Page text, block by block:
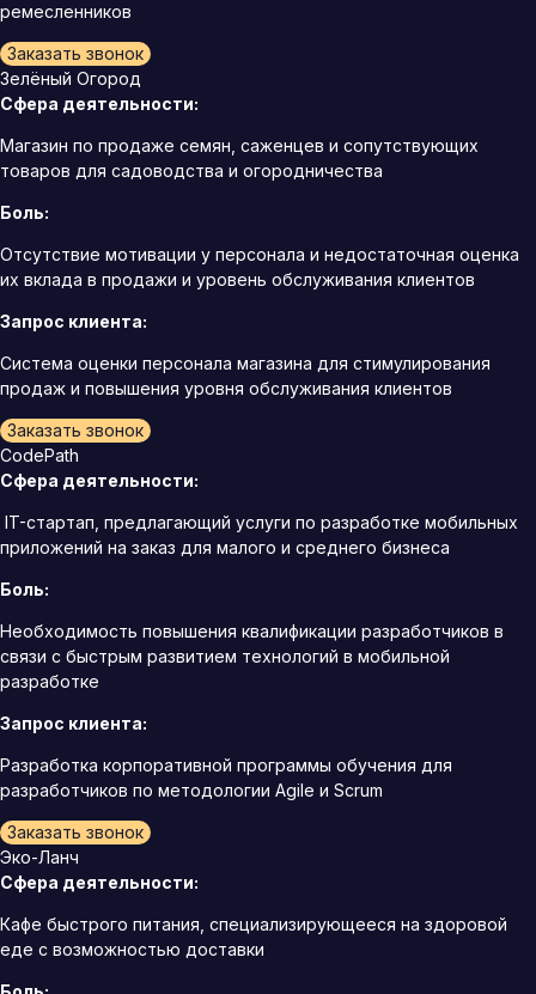
ремесленников
Заказать звонок
Зелёный Огород
Сфера деятельности:
Магазин по продаже семян, саженцев и сопутствующих
товаров для садоводства и огородничества
Боль:
Отсутствие мотивации у персонала и недостаточная оценка
их вклада в продажи и уровень обслуживания клиентов
Запрос клиента:
Система оценки персонала магазина для стимулирования
продаж и повышения уровня обслуживания клиентов
Заказать звонок
CodePath
Сфера деятельности:
IT-стартап, предлагающий услуги по разработке мобильных
приложений на заказ для малого и среднего бизнеса
Боль:
Необходимость повышения квалификации разработчиков в
связи с быстрым развитием технологий в мобильной
разработке
Запрос клиента:
Разработка корпоративной программы обучения для
разработчиков по методологии Agile и Scrum
Заказать звонок
Эко-Ланч
Сфера деятельности:
Кафе быстрого питания, специализирующееся на здоровой
еде с возможностью доставки